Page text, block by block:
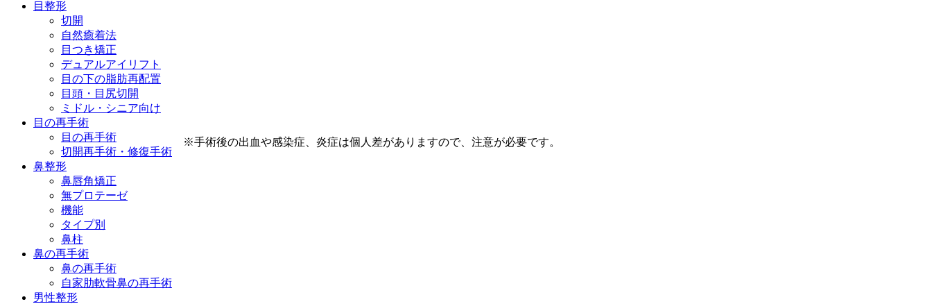
目整形
切開
自然癒着法
目つき矯正
デュアルアイリフト
目の下の脂肪再配置
目頭・目尻切開
ミドル・シニア向け
目の再手術
目の再手術
切開再手術・修復手術
鼻整形
鼻唇角矯正
無プロテーゼ
機能
タイプ別
鼻柱
鼻の再手術
鼻の再手術
自家肋軟骨鼻の再手術
男性整形
※手術後の出血や感染症、炎症は個人差がありますので、注意が必要です。